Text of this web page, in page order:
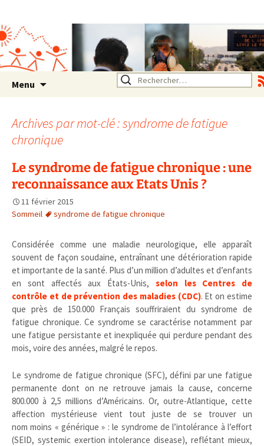
Rhône Alpes
Un environnement sain pour
la santé de tous
Menu Rechercher :
Archives par mot-clé : syndrome de fatigue
chronique
Le syndrome de fatigue chronique : une
reconnaissance aux Etats Unis ?
11 février 2015
Sommeil
syndrome de fatigue chronique
Considérée comme une maladie neurologique, elle apparaît
souvent de façon soudaine, entraînant une détérioration rapide
et importante de la santé. Plus d’un million d’adultes et d’enfants
en sont affectés aux États-Unis, selon les Centres de
contrôle et de prévention des maladies (CDC). Et on estime
que près de 150.000 Français souffriraient du syndrome de
fatigue chronique. Ce syndrome se caractérise notamment par
une fatigue persistante et inexpliquée qui perdure pendant des
mois, voire des années, malgré le repos.
Le syndrome de fatigue chronique (SFC), défini par une fatigue
permanente dont on ne retrouve jamais la cause, concerne
800.000 à 2,5 millions d’Américains. Or, outre-Atlantique, cette
affection mystérieuse vient tout juste de se trouver un
nom moins « générique » : le syndrome de l’intolérance à l’effort
(SEID, systemic exertion intolerance disease), reflétant mieux,